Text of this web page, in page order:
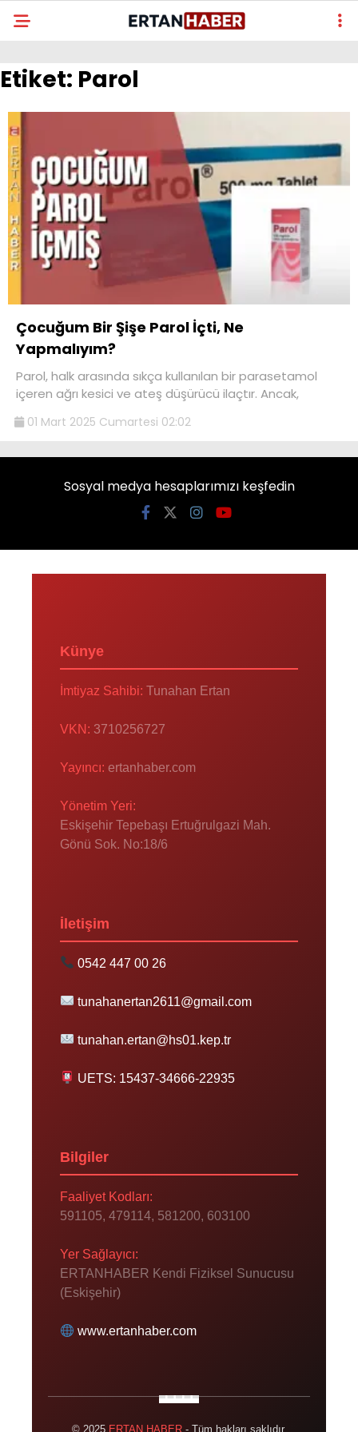
Etiket: Parol
Çocuğum Bir Şişe Parol İçti, Ne
Yapmalıyım?
Parol, halk arasında sıkça kullanılan bir parasetamol
içeren ağrı kesici ve ateş düşürücü ilaçtır. Ancak,
01 Mart 2025 Cumartesi 02:02
Sosyal medya hesaplarımızı keşfedin
Künye
İmtiyaz Sahibi: Tunahan Ertan
VKN: 3710256727
Yayıncı: ertanhaber.com
Yönetim Yeri:
Eskişehir Tepebaşı Ertuğrulgazi Mah.
Gönü Sok. No:18/6
İletişim
0542 447 00 26
tunahanertan2611@gmail.com
tunahan.ertan@hs01.kep.tr
UETS: 15437-34666-22935
Bilgiler
Faaliyet Kodları:
591105, 479114, 581200, 603100
Yer Sağlayıcı:
ERTANHABER Kendi Fiziksel Sunucusu
(Eskişehir)
www.ertanhaber.com
© 2025 ERTAN HABER- Tüm hakları saklıdır.